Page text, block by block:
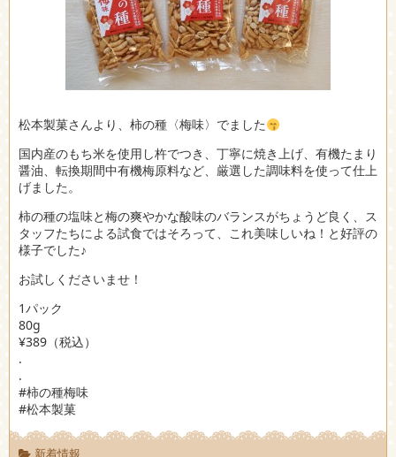
松本製菓さんより、柿の種〈梅味〉でました
国内産のもち米を使用し杵でつき、丁寧に焼き上げ、有機たまり
醤油、転換期間中有機梅原料など、厳選した調味料を使って仕上
げました。
柿の種の塩味と梅の爽やかな酸味のバランスがちょうど良く、ス
タッフたちによる試食ではそろって、これ美味しいね！と好評の
様子でした♪
お試しくださいませ！
1パック
80g
¥389（税込）
.
.
#柿の種梅味
#松本製菓